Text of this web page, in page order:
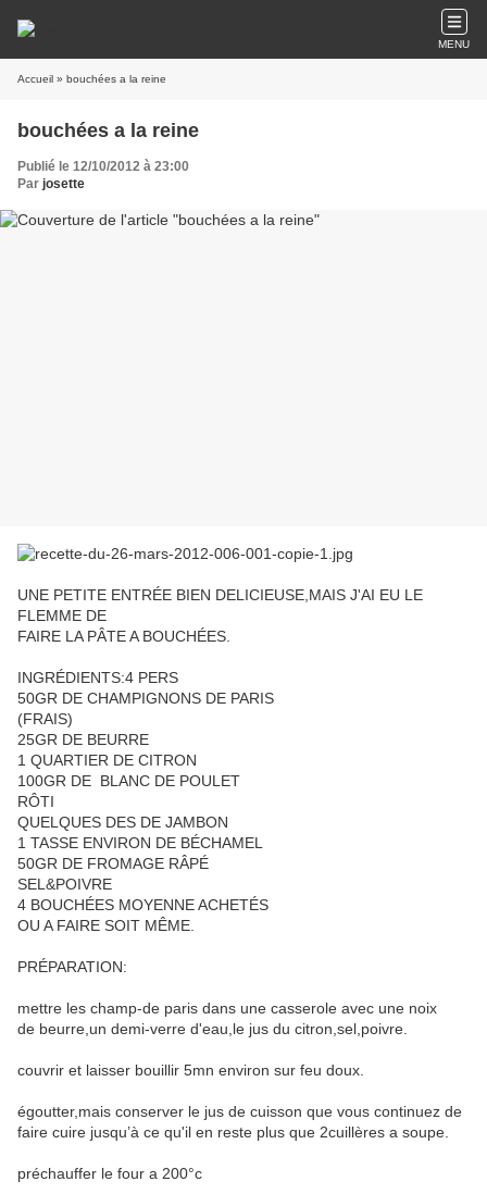
MENU
Accueil » bouchées a la reine
bouchées a la reine
Publié le 12/10/2012 à 23:00
Par josette
UNE PETITE ENTRÉE BIEN DELICIEUSE,MAIS J'AI EU LE
FLEMME DE
FAIRE LA PÂTE A BOUCHÉES.
INGRÉDIENTS:4 PERS
50GR DE CHAMPIGNONS DE PARIS
(FRAIS)
25GR DE BEURRE
1 QUARTIER DE CITRON
100GR DE BLANC DE POULET
RÔTI
QUELQUES DES DE JAMBON
1 TASSE ENVIRON DE BÉCHAMEL
50GR DE FROMAGE RÂPÉ
SEL&POIVRE
4 BOUCHÉES MOYENNE ACHETÉS
OU A FAIRE SOIT MÊME.
PRÉPARATION:
mettre les champ-de paris dans une casserole avec une noix
de beurre,un demi-verre d'eau,le jus du citron,sel,poivre.
couvrir et laisser bouillir 5mn environ sur feu doux.
égoutter,mais conserver le jus de cuisson que vous continuez de
faire cuire jusqu’à ce qu'il en reste plus que 2cuillères a soupe.
préchauffer le four a 200°c